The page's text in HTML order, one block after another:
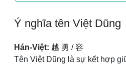
Ý nghĩa tên Việt Dũng
Hán-Việt: 越 勇 / 容
Tên Việt Dũng là sự kết hợp